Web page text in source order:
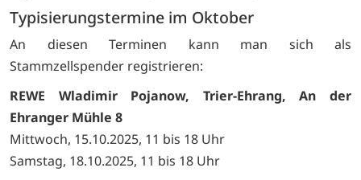
Typisierungstermine im Oktober
An diesen Terminen kann man sich als
Stammzellspender registrieren:
REWE Wladimir Pojanow, Trier-Ehrang, An der
Ehranger Mühle 8
Mittwoch, 15.10.2025, 11 bis 18 Uhr
Samstag, 18.10.2025, 11 bis 18 Uhr